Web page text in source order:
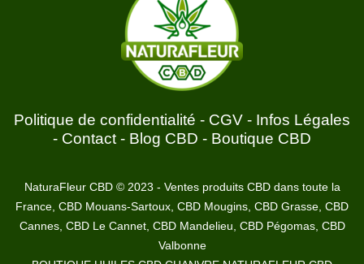
Politique de confidentialité - CGV - Infos Légales
- Contact - Blog CBD - Boutique CBD
NaturaFleur CBD © 2023 - Ventes produits CBD dans toute la
France, CBD Mouans-Sartoux, CBD Mougins, CBD Grasse, CBD
Cannes, CBD Le Cannet, CBD Mandelieu, CBD Pégomas, CBD
Valbonne